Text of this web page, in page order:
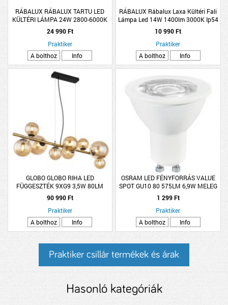
RÁBALUX RÁBALUX TARTU LED
KÜLTÉRI LÁMPA 24W 2800-6000K
IP44 MOZGÁSÉRZÉKELŐS
4X30X30CM MATT FEHÉR
24 990 Ft
Praktiker
A bolthoz
Info
RÁBALUX Rábalux Laxa Kültéri Fali
Lámpa Led 14W 1400lm 3000K Ip54
18X6cm Fekete
10 990 Ft
Praktiker
A bolthoz
Info
GLOBO GLOBO RIHA LED
FÜGGESZTÉK 9XG9 3,5W 80LM
3000K IP20 86,6X36X120CM MATT
FEKETE-SÁRGARÉZ SZÍNŰ
90 990 Ft
Praktiker
A bolthoz
Info
OSRAM LED FÉNYFORRÁS VALUE
SPOT GU10 80 575LM 6,9W MELEG
36° 15000H
1 299 Ft
Praktiker
A bolthoz
Info
Praktiker csillár termékek és árak
Hasonló kategóriák